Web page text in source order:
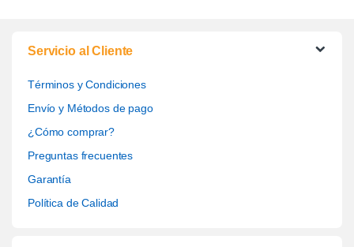
Servicio al Cliente
Términos y Condiciones
Envío y Métodos de pago
¿Cómo comprar?
Preguntas frecuentes
Garantía
Política de Calidad